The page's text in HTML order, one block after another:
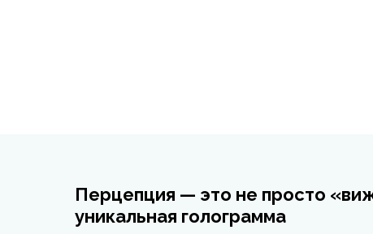
Перцепция — это не просто
уникальная голограмма